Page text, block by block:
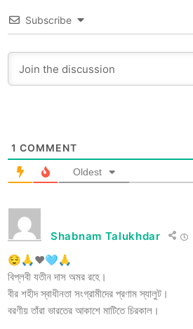
Subscribe
1 COMMENT
Oldest
Shabnam Talukhdar
😌🙏♥️🩵🙏
বিপ্লবী যতীন দাস অমর রহে।
বীর শহীদ স্বাধীনতা সংগ্রামীদের প্রণাম স্যালুট।
বরণীয় তাঁরা ভারতের আকাশে মাটিতে চিরকাল।